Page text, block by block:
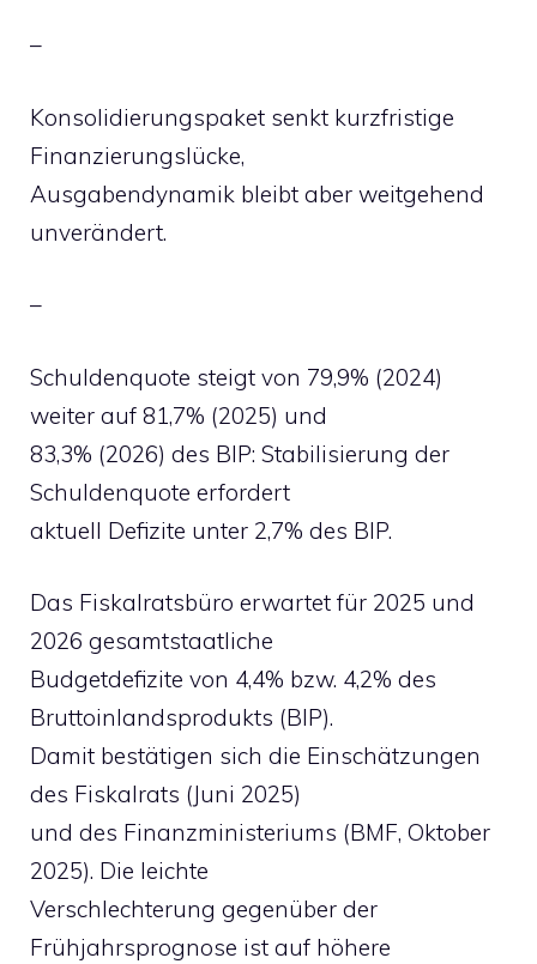
–
Konsolidierungspaket senkt kurzfristige
Finanzierungslücke,
Ausgabendynamik bleibt aber weitgehend
unverändert.
–
Schuldenquote steigt von 79,9% (2024)
weiter auf 81,7% (2025) und
83,3% (2026) des BIP: Stabilisierung der
Schuldenquote erfordert
aktuell Defizite unter 2,7% des BIP.
Das Fiskalratsbüro erwartet für 2025 und
2026 gesamtstaatliche
Budgetdefizite von 4,4% bzw. 4,2% des
Bruttoinlandsprodukts (BIP).
Damit bestätigen sich die Einschätzungen
des Fiskalrats (Juni 2025)
und des Finanzministeriums (BMF, Oktober
2025). Die leichte
Verschlechterung gegenüber der
Frühjahrsprognose ist auf höhere